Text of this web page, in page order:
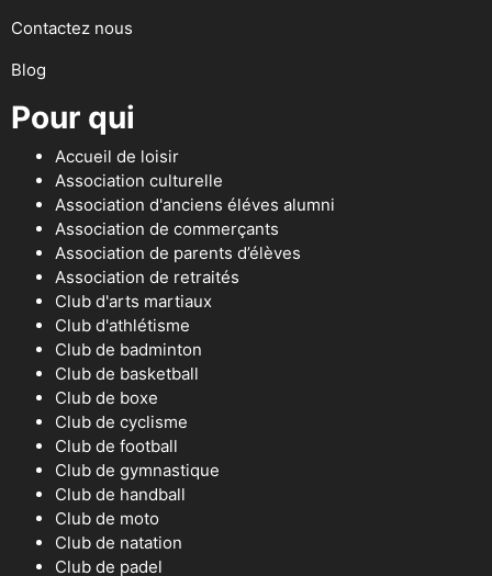
Contactez nous
Blog
Pour qui
Accueil de loisir
Association culturelle
Association d'anciens éléves alumni
Association de commerçants
Association de parents d’élèves
Association de retraités
Club d'arts martiaux
Club d'athlétisme
Club de badminton
Club de basketball
Club de boxe
Club de cyclisme
Club de football
Club de gymnastique
Club de handball
Club de moto
Club de natation
Club de padel